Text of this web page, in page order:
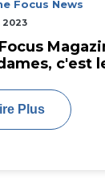
Focus News
2023
c'est
Plus